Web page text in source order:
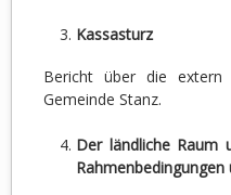
Kassasturz
Bericht über die extern
Gemeinde Stanz.
Der ländliche Raum